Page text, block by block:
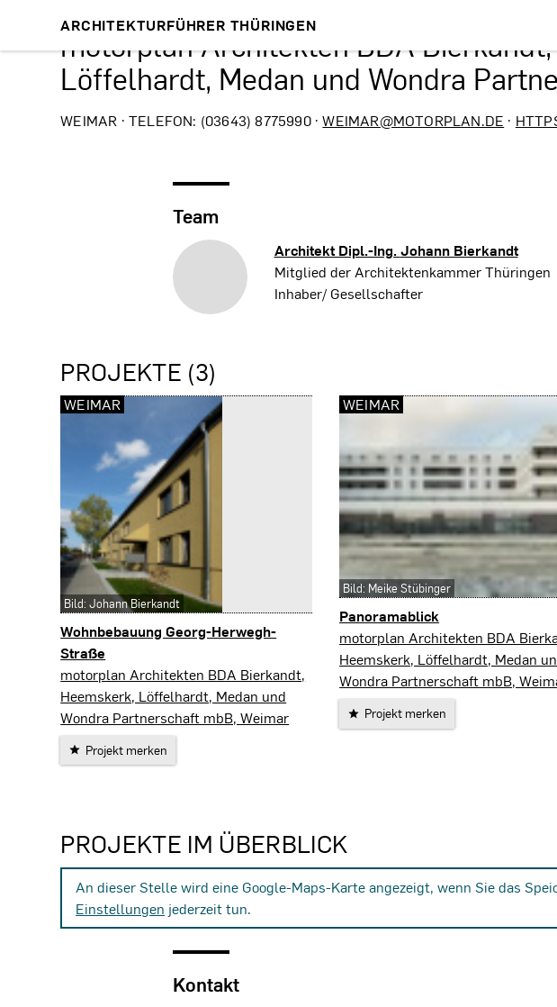
ARCHITEKTURFÜHRER THÜRINGEN
motorplan Architekten BDA
Löffelhardt, Medan und Wondra
WEIMAR · TELEFON: (03643) 8775990 ·WEIMAR@MOTORPLAN.DE ·
Team
Architekt Dipl.-Ing.Johann Bierkandt
Mitglied der Architektenkammer Thüringen
Inhaber/ Gesellschafter
PROJEKTE (3)
Wohnbebauung Georg-Herwegh-
Straße
Weimar
motorplan Architekten BDA Bierkandt,
Heemskerk, Löffelhardt, Medan und
Wondra Partnerschaft mbB, Weimar
Projekt merken
WEIMAR
Bild: Johann Bierkandt
Panoramablick
Weimar
motorplan Architekten BDA
Heemskerk, Löffelhardt, Medan
Wondra Partnerschaft mbB,
Projekt merken
WEIMAR
Bild: Meike Stübinger
PROJEKTE IM ÜBERBLICK
An dieser Stelle wird eine Google-Maps-Karte angezeigt, wenn Sie das
Einstellungen jederzeit tun.
Kontakt